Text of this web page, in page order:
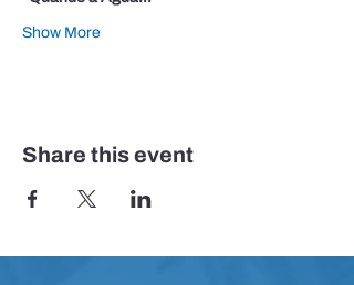
Show More
Share this event